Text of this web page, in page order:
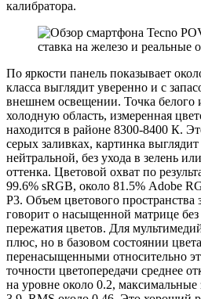
калибратора.
По яркости панель показывает
класса выглядит уверенно и с
внешнем освещении. Точка белого
холодную область, измеренная
находится в районе 8300-8400 К.
серых заливках, картинка
нейтральной, без ухода в зелень
оттенка. Цветовой охват по
99.6% sRGB, около 81.5% Adobe
P3. Объем цветового
говорит о насыщенной матрице без
пережатия цветов. Для
плюс, но в базовом состоянии
перенасыщенными относительно
точности цветопередачи среднее
на уровне около 0.2,